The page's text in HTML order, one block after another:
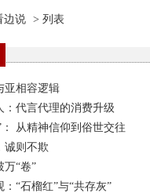
边说 > 列表
亚相容逻辑
：代言代理的消费升级
： 从精神信仰到俗世交往
诚则不欺
万“卷”
“石榴红”与“共存灰”